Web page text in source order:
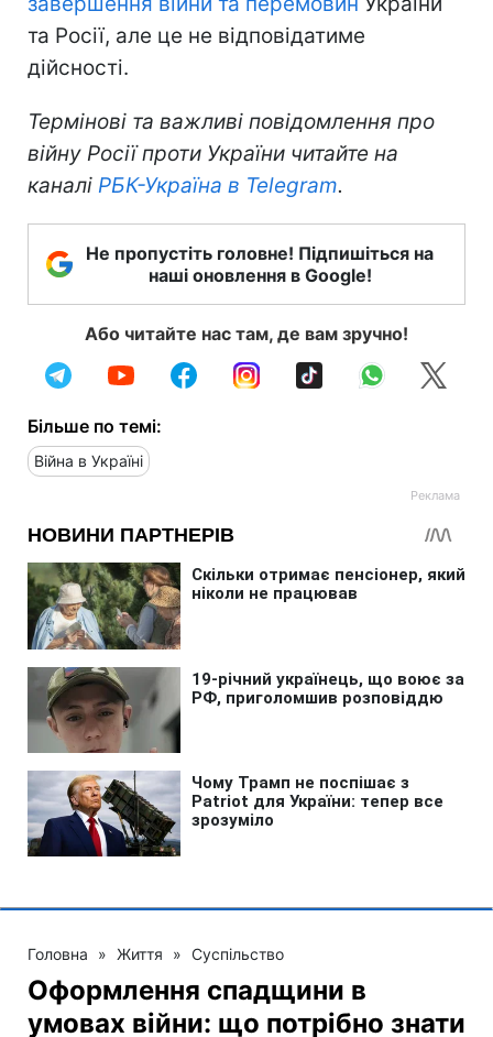
та Росії, але це не відповідатиме
дійсності.
Термінові та важливі повідомлення про
війну Росії проти України читайте на
каналі РБК-Україна в Telegram.
Не пропустіть головне! Підпишіться на
наші оновлення в Google!
Або читайте нас там, де вам зручно!
Більше по темі:
Війна в Україні
Головна » Життя » Суспільство
Оформлення спадщини в
умовах війни: що потрібно знати